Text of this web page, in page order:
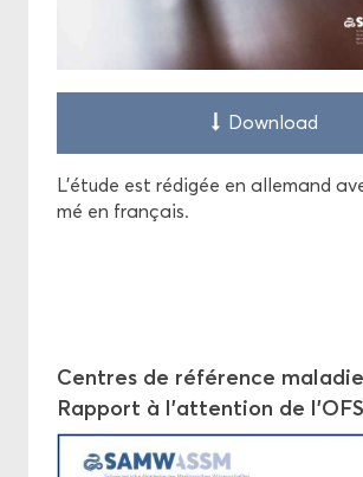
Down­load
L'étude est ré­di­gée en al­le­mand
mé en fran­çais.
Centres de référence
Rap­port à l’at­ten­tion de